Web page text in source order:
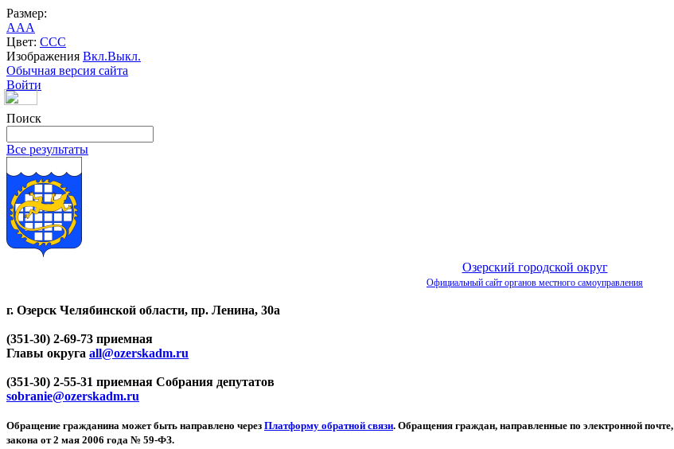
Размер:
AAA
Цвет: CCC
Изображения Вкл.Выкл.
Обычная версия сайта
Войти
Поиск
Все результаты
Озерский городской округ
Официальный сайт органов местного самоуправления
г. Озерск Челябинской области, пр. Ленина, 30а
(351-30) 2-69-73 приемная
Главы округа all@ozerskadm.ru
(351-30) 2-55-31 приемная Собрания депутатов
sobranie@ozerskadm.ru
Обращение гражданина может быть направлено через Платформу обратной связи. Обращения граждан, направленные по электронной почте,
закона от 2 мая 2006 года № 59-ФЗ.